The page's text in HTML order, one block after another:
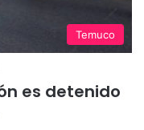
Temuco
es detenido